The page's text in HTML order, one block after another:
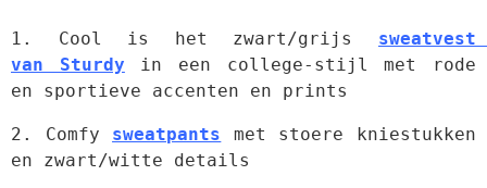
1. Cool is het zwart/grijs sweatvest
van Sturdy in een college-stijl met rode
en sportieve accenten en prints
2. Comfy sweatpants met stoere kniestukken
en zwart/witte details